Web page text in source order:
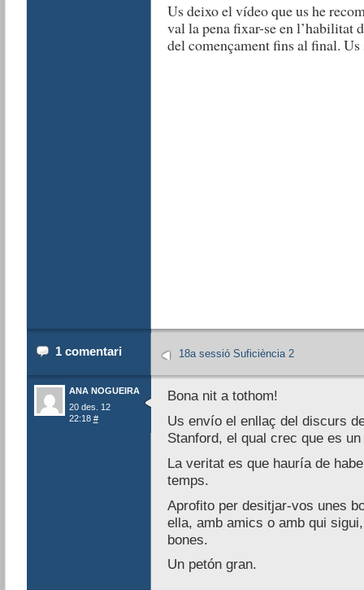
Us deixo el vídeo que us he
val la pena fixar-se en l’habilitat
del començament fins al final.
1 comentari 18a sessió Suficiència 2
ANA NOGUEIRA
20 des. 12
22:18 #
Bona nit a tothom!
Us envío el enllaç del discurs
Stanford, el qual crec que es
La veritat es que hauría de
temps.
Aprofito per desitjar-vos unes
ella, amb amics o amb qui
bones.
Un petón gran.